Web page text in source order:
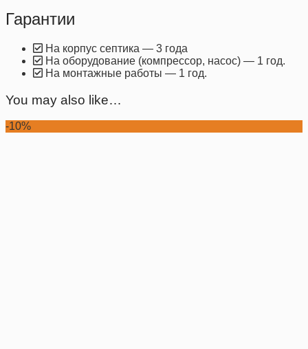
Гарантии
На корпус септика — 3 года
На оборудование (компрессор, насос) — 1 год.
На монтажные работы — 1 год.
You may also like…
-10%